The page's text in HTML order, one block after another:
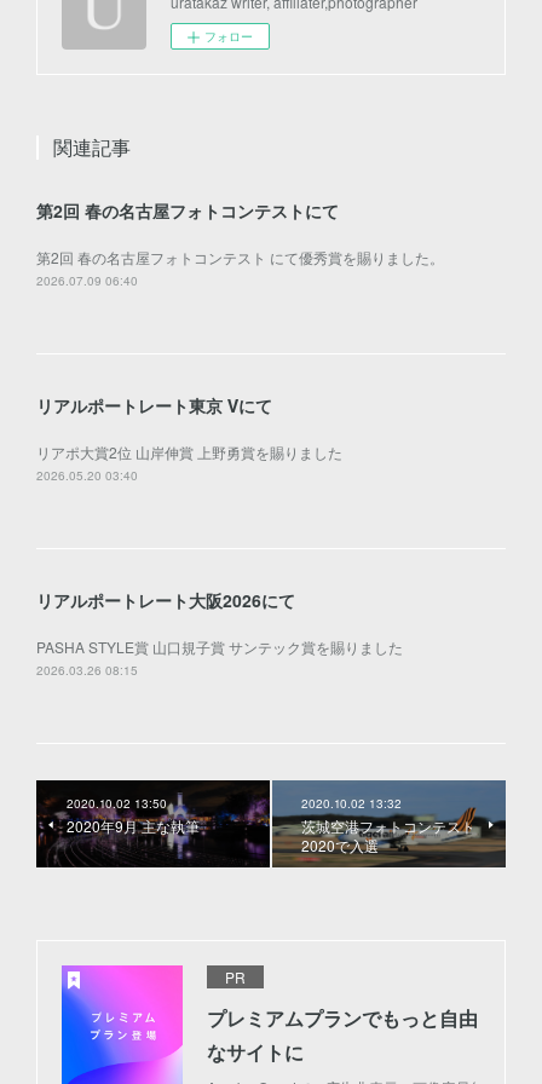
フォロー
関連記事
第2回 春の名古屋フォトコンテストにて
第2回 春の名古屋フォトコンテスト にて優秀賞を賜りました。
2026.07.09 06:40
リアルポートレート東京 Ⅴにて
リアポ大賞2位 山岸伸賞 上野勇賞を賜りました
2026.05.20 03:40
リアルポートレート大阪2026にて
PASHA STYLE賞 山口規子賞 サンテック賞を賜りました
2026.03.26 08:15
2020.10.02 13:50
2020年9月 主な執筆
2020.10.02 13:32
茨城空港フォトコンテスト
2020で入選
PR
プレミアムプランでもっと自由
なサイトに